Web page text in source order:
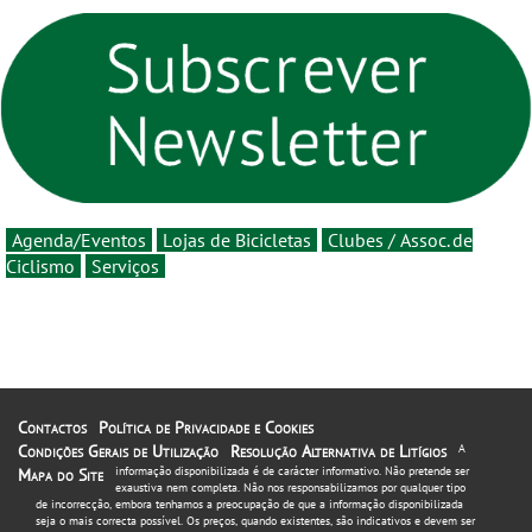
um novo ciclo da prova
rumo ao centenário - Volta
a Portugal em Bicicleta
estará na estrada entre 5 e
16 de agosto
Agenda/Eventos Lojas de Bicicletas
Clubes / Assoc. de
Ciclismo
Serviços
Contactos
Política de Privacidade e Cookies
Condições Gerais de Utilização
Resolução Alternativa de Litígios
Mapa do Site
A
informação disponibilizada é de carácter informativo. Não pretende ser
exaustiva nem completa. Não nos responsabilizamos por qualquer tipo
de incorrecção, embora tenhamos a preocupação de que a informação disponibilizada
seja o mais correcta possível. Os preços, quando existentes, são indicativos e devem ser